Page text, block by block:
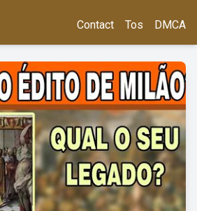
Contact Tos DMCA